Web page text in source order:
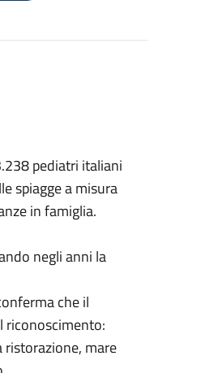
pediatri italiani
spiagge a misura
in famiglia.
negli anni la
che il
riconoscimento:
ristorazione, mare